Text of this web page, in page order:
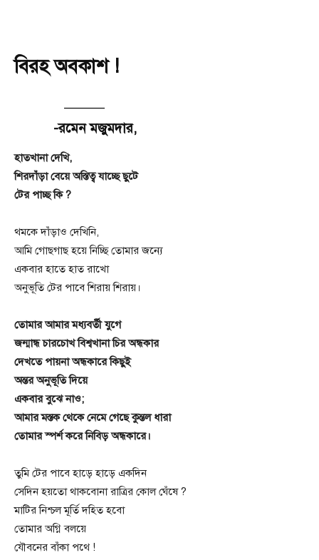
বিরহ অবকাশ !
———
-রমেন মজুমদার,
হাতখানা দেখি,
শিরদাঁড়া বেয়ে অস্তিত্ব যাচ্ছে ছুটে
টের পাচ্ছ কি ?
থমকে দাঁড়াও দেখিনি,
আমি গোছগাছ হয়ে নিচ্ছি তোমার জন্যে
একবার হাতে হাত রাখো
অনুভূতি টের পাবে শিরায় শিরায়।
তোমার আমার মধ্যবর্তী যুগে
জন্মান্ধ চারচোখ বিশ্বখানা চির অন্ধকার
দেখতে পায়না অন্ধকারে কিছুই
অন্তর অনুভূতি দিয়ে
একবার বুঝে নাও;
আমার মস্তক থেকে নেমে গেছে কুন্তল ধারা
তোমার স্পর্শ করে নিবিড় অন্ধকারে।
তুমি টের পাবে হাড়ে হাড়ে একদিন
সেদিন হয়তো থাকবোনা রাত্রির কোল ঘেঁষে ?
মাটির নিশ্চল মূর্তি দহিত হবো
তোমার অগ্নি বলয়ে
যৌবনের বাঁকা পথে !